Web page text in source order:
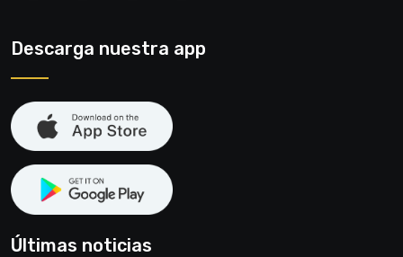
Descarga nuestra app
Últimas noticias